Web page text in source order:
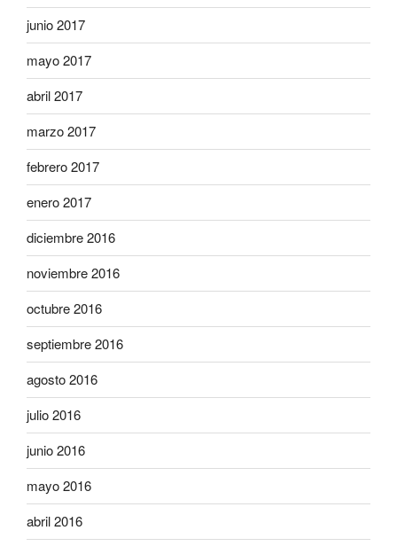
junio 2017
mayo 2017
abril 2017
marzo 2017
febrero 2017
enero 2017
diciembre 2016
noviembre 2016
octubre 2016
septiembre 2016
agosto 2016
julio 2016
junio 2016
mayo 2016
abril 2016